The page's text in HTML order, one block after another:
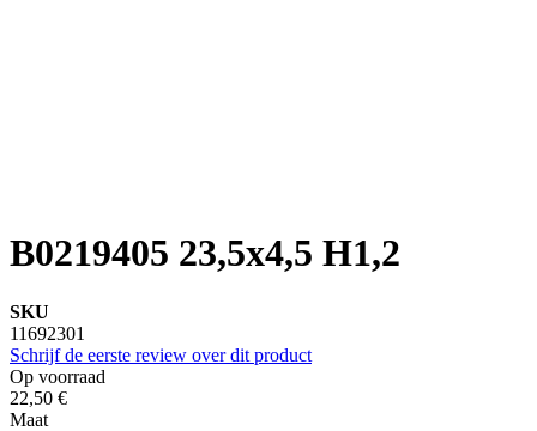
B0219405 23,5x4,5 H1,2
SKU
11692301
Schrijf de eerste review over dit product
Op voorraad
22,50 €
Maat